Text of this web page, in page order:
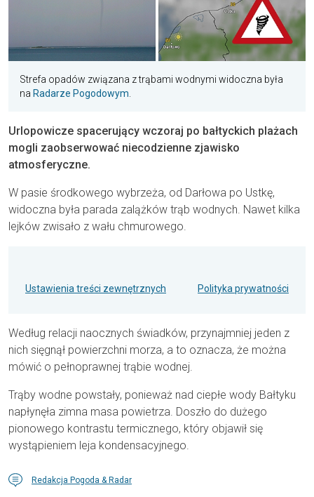
Strefa opadów związana z trąbami wodnymi widoczna była
na Radarze Pogodowym
Urlopowicze spacerujący wczoraj po bałtyckich plażach
mogli zaobserwować niecodzienne zjawisko
atmosferyczne.
W pasie środkowego wybrzeża, od Darłowa po Ustkę,
widoczna była parada zalążków trąb wodnych. Nawet kilka
lejków zwisało z wału chmurowego.
Ustawienia treści zewnętrznych Polityka prywatności
Według relacji naocznych świadków, przynajmniej jeden z
nich sięgnął powierzchni morza, a to oznacza, że można
mówić o pełnoprawnej trąbie wodnej.
Trąby wodne powstały, ponieważ nad ciepłe wody Bałtyku
napłynęła zimna masa powietrza. Doszło do dużego
pionowego kontrastu termicznego, który objawił się
wystąpieniem leja kondensacyjnego.
Redakcja Pogoda & Radar